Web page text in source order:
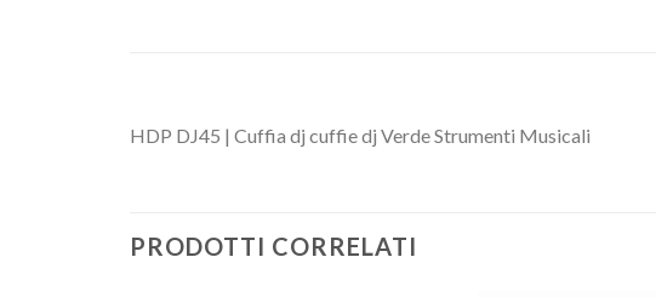
HDP DJ45 | Cuffia dj cuffie dj Verde Strumenti Musicali
PRODOTTI CORRELATI